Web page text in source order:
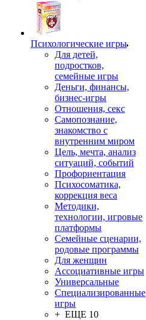
Психологические игры
Для детей,
подростков,
семейные игры
Деньги, финансы,
бизнес-игры
Отношения, секс
Самопознание,
знакомство с
внутренним миром
Цель, мечта, анализ
ситуаций, событий
Профориентация
Психосоматика,
коррекция веса
Методики,
технологии, игровые
платформы
Семейные сценарии,
родовые программы
Для женщин
Ассоциативные игры
Универсальные
Специализированные
игры
+ ЕЩЕ 10